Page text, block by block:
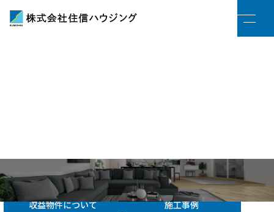
中古マンション
土地情報
売却査定・買取
HOME
すべて
お知らせ
収益物件について
施工事例